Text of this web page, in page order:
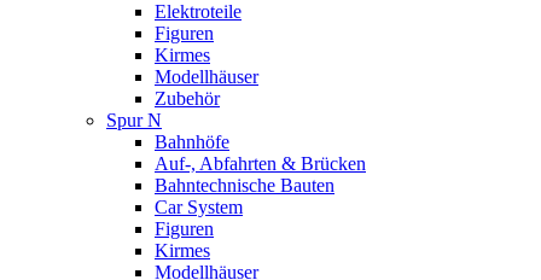
Elektroteile
Figuren
Kirmes
Modellhäuser
Zubehör
Spur N
Bahnhöfe
Auf-, Abfahrten & Brücken
Bahntechnische Bauten
Car System
Figuren
Kirmes
Modellhäuser